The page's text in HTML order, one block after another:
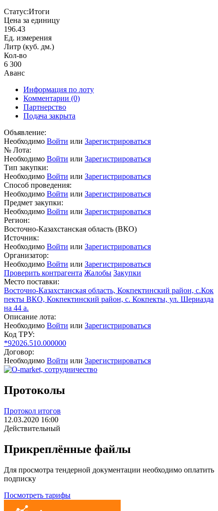
Статус:Итоги
Цена за единицу
196.43
Ед. измерения
Литр (куб. дм.)
Кол-во
6 300
Аванс
Информация по лоту
Комментарии (0)
Партнерство
Подача закрыта
Объявление:
Необходимо Войти или Зарегистрироваться
№ Лота:
Необходимо Войти или Зарегистрироваться
Тип закупки:
Необходимо Войти или Зарегистрироваться
Способ проведения:
Необходимо Войти или Зарегистрироваться
Предмет закупки:
Необходимо Войти или Зарегистрироваться
Регион:
Восточно-Казахстанская область (ВКО)
Источник:
Необходимо Войти или Зарегистрироваться
Организатор:
Необходимо Войти или Зарегистрироваться
Проверить контрагента Жалобы Закупки
Место поставки:
Восточно-Казахстанская область, Кокпектинский район, с.Кок
пекты ВКО, Кокпектинский район, с. Кокпекты, ул. Шериазда
на 44 а.
Описание лота:
Необходимо Войти или Зарегистрироваться
Код ТРУ:
*92026.510.000000
Договор:
Необходимо Войти или Зарегистрироваться
Протоколы
Протокол итогов
12.03.2020 16:00
Действительный
Прикреплённые файлы
Для просмотра тендерной документации необходимо оплатить
подписку
Посмотреть тарифы